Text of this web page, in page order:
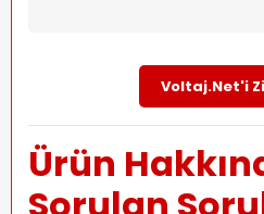
Voltaj.Net'i
Ürün